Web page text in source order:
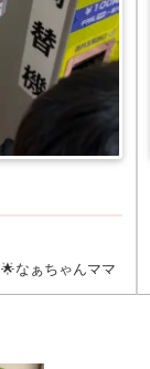
🌟なぁちゃんママ